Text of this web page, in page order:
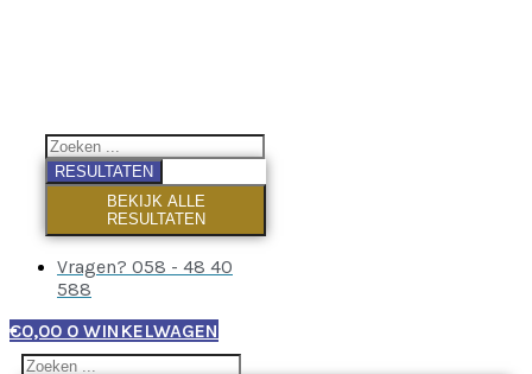
RESULTATEN
BEKIJK ALLE
RESULTATEN
Vragen? 058 - 48 40
588
€0,00 0 WINKELWAGEN